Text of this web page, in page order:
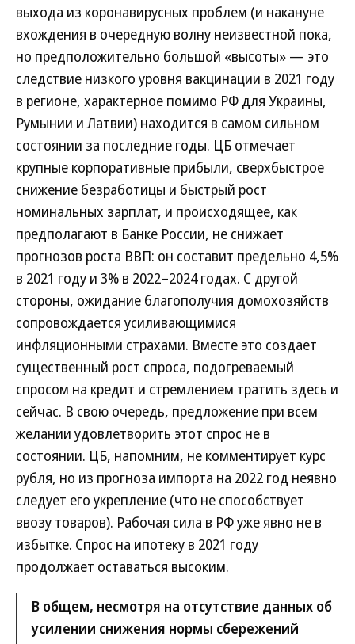
выхода из коронавирусных проблем (и накануне
вхождения в очередную волну неизвестной пока,
но предположительно большой «высоты» — это
следствие низкого уровня вакцинации в 2021 году
в регионе, характерное помимо РФ для Украины,
Румынии и Латвии) находится в самом сильном
состоянии за последние годы. ЦБ отмечает
крупные корпоративные прибыли, сверхбыстрое
снижение безработицы и быстрый рост
номинальных зарплат, и происходящее, как
предполагают в Банке России, не снижает
прогнозов роста ВВП: он составит предельно 4,5%
в 2021 году и 3% в 2022–2024 годах. С другой
стороны, ожидание благополучия домохозяйств
сопровождается усиливающимися
инфляционными страхами. Вместе это создает
существенный рост спроса, подогреваемый
спросом на кредит и стремлением тратить здесь и
сейчас. В свою очередь, предложение при всем
желании удовлетворить этот спрос не в
состоянии. ЦБ, напомним, не комментирует курс
рубля, но из прогноза импорта на 2022 год неявно
следует его укрепление (что не способствует
ввозу товаров). Рабочая сила в РФ уже явно не в
избытке. Спрос на ипотеку в 2021 году
продолжает оставаться высоким.
В общем, несмотря на отсутствие данных об
усилении снижения нормы сбережений